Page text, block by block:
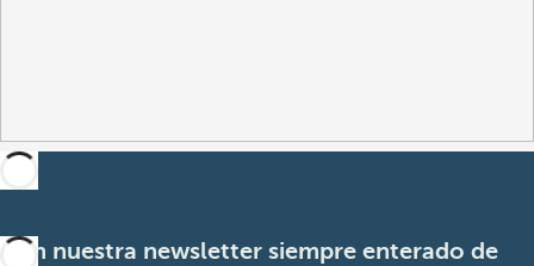
Con nuestra newsletter siempre enterado de